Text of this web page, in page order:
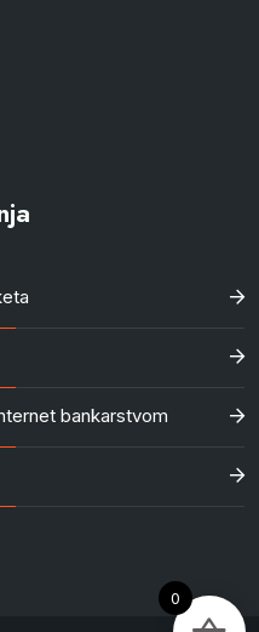
bankarstvom
0